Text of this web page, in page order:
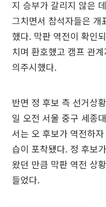
지 승부가 갈리지 않은
그치면서 참석자들은 개
했다. 막판 역전이 확인
치며 환호했고 캠프 관
의주시했다.
반면 정 후보 측 선거상
일 오전 서울 중구 세종
서는 오 후보가 역전하
습이 포착됐다. 정 후보
왔던 만큼 막판 역전 상
들었다.